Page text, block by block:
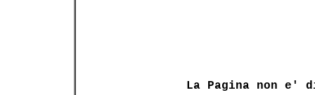
La Pagina non e'